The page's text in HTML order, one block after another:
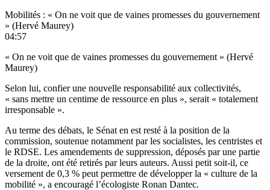
Mobilités : « On ne voit que de vaines promesses du gouvernement
» (Hervé Maurey)
04:57
« On ne voit que de vaines promesses du gouvernement » (Hervé
Maurey)
Selon lui, confier une nouvelle responsabilité aux collectivités,
« sans mettre un centime de ressource en plus », serait « totalement
irresponsable ».
Au terme des débats, le Sénat en est resté à la position de la
commission, soutenue notamment par les socialistes, les centristes et
le RDSE. Les amendements de suppression, déposés par une partie
de la droite, ont été retirés par leurs auteurs. Aussi petit soit-il, ce
versement de 0,3 % peut permettre de développer la « culture de la
mobilité », a encouragé l’écologiste Ronan Dantec.